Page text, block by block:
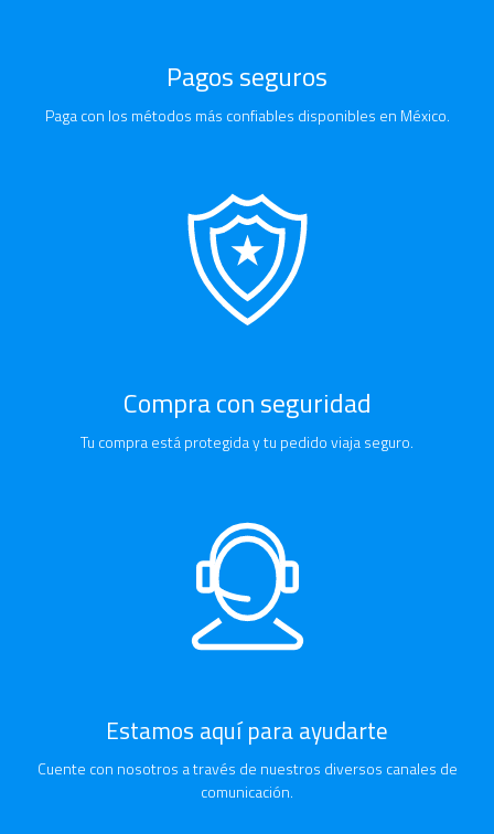
Pagos seguros
Paga con los métodos más confiables disponibles en México.
Compra con seguridad
Tu compra está protegida y tu pedido viaja seguro.
Estamos aquí para ayudarte
Cuente con nosotros a través de nuestros diversos canales de
comunicación.